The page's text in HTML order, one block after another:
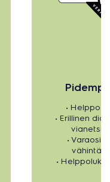
• Helppo
• Erillinen
•
•